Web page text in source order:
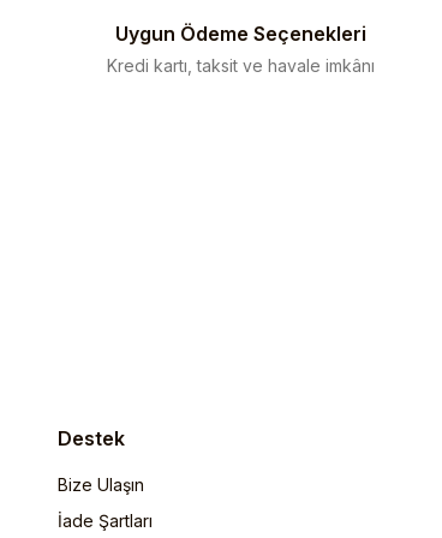
Uygun Ödeme Seçenekleri
Kredi kartı, taksit ve havale imkânı
Destek
Bize Ulaşın
İade Şartları